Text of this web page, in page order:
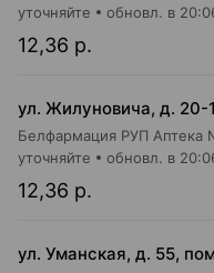
12,36 р.
уточняйте обновл. в
ул. Жилуновича, д. 20-
Белфармация РУП Аптека
12,36 р.
уточняйте обновл. в
ул. Уманская, д. 55,